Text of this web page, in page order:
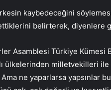
kaybedeceğini
belirterek, diyenlere
Asamblesi Türkiye Kümesi
ülkelerinden milletvekilleri
ne yaparlarsa yapsınlar